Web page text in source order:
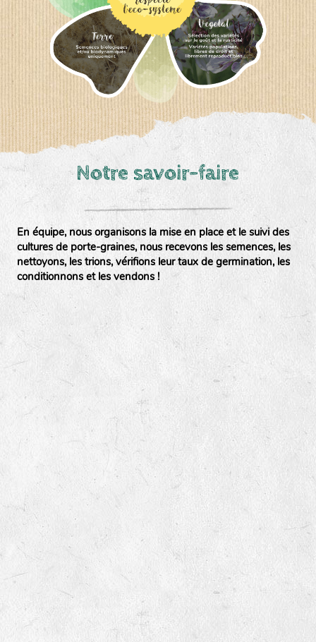
Notre savoir-faire
En équipe, nous organisons la mise en place et le suivi des
cultures de porte-graines, nous recevons les semences, les
nettoyons, les trions, vérifions leur taux de germination, les
conditionnons et les vendons !
ATELIER 1
Mise en place des productions de semences